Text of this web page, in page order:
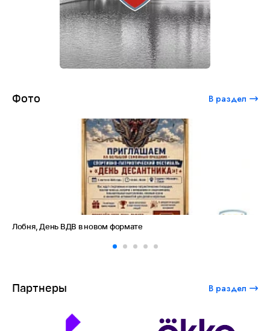
Фото В раздел
Лобня, День ВДВ в новом формате
Партнеры В раздел